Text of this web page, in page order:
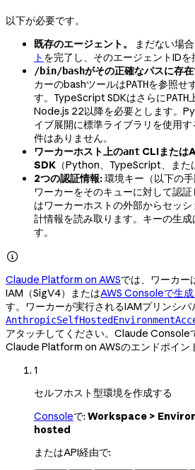
以下が必要です。
既存のエージェント。
まだない場
ト を完了し、そのエージェントIDを
/bin/bashがその正確なパスに存
カーのbashツールはPATHを参照せ
す。TypeScript SDKはさらにPATH
Node.js 22以降を必要とします。
イブ展開に標準ライブラリを使用
件はありません。
ワーカーホスト上のant CLIまた
SDK （Python、TypeScript、また
2つの認証情報:環境キー（以下の
ワーカーをそのキューに対して認
はワーカーホストの外部からセッ
計情報を読み取ります。キーの生
す。

Claude Platform on AWSでは、ワーカー
IAM（SigV4）またはAWS Consoleで生
す。ワーカーが実行されるIAMプリンシパ
アタッチしてください。Claude Console
Claude Platform on AWSのエンドポイン
1
セルフホスト型環境を作成する
Consoleで: Workspace >
hosted
またはAPI経由で: